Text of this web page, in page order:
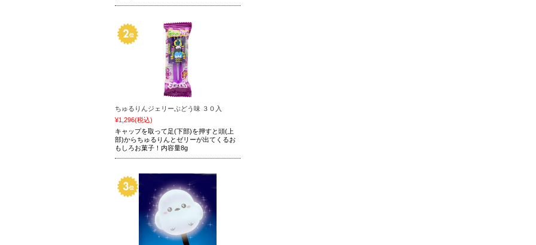
ちゅるりんジェリーぶどう味 ３０入
¥1,296(税込)
キャップを取って足(下部)を押すと頭(上
部)からちゅるりんとゼリーが出てくるお
もしろお菓子！内容量8g